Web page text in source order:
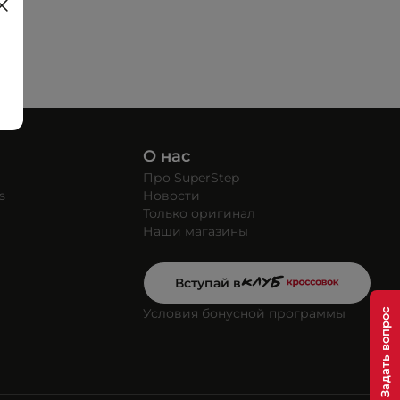
О нас
Про SuperStep
Новости
Только оригинал
Наши магазины
Вступай в
Условия бонусной программы